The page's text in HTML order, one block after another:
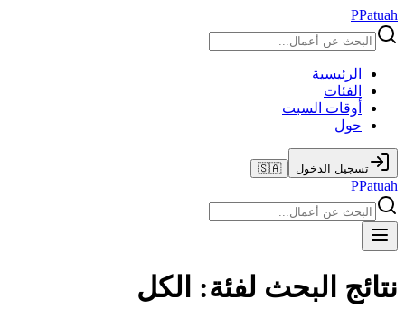
PPatuah
الرئيسية
الفئات
أوقات السبت
حول
تسجيل الدخول 🇸🇦
PPatuah
نتائج البحث لفئة: الكل